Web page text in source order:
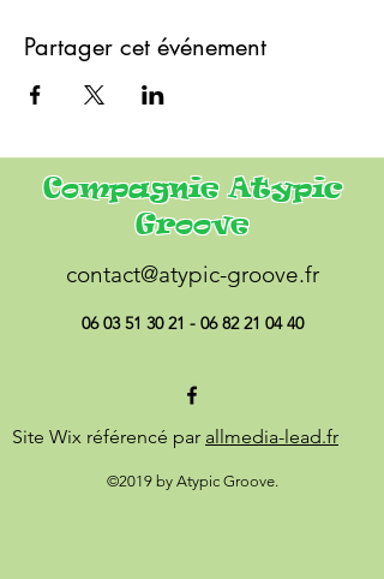
Partager cet événement
Compagnie Atypic
Groove
contact@atypic-groove.fr
06 03 51 30 21 - 06 82 21 04 40
Site Wix référencé par allmedia-lead.fr
©2019 by Atypic Groove.